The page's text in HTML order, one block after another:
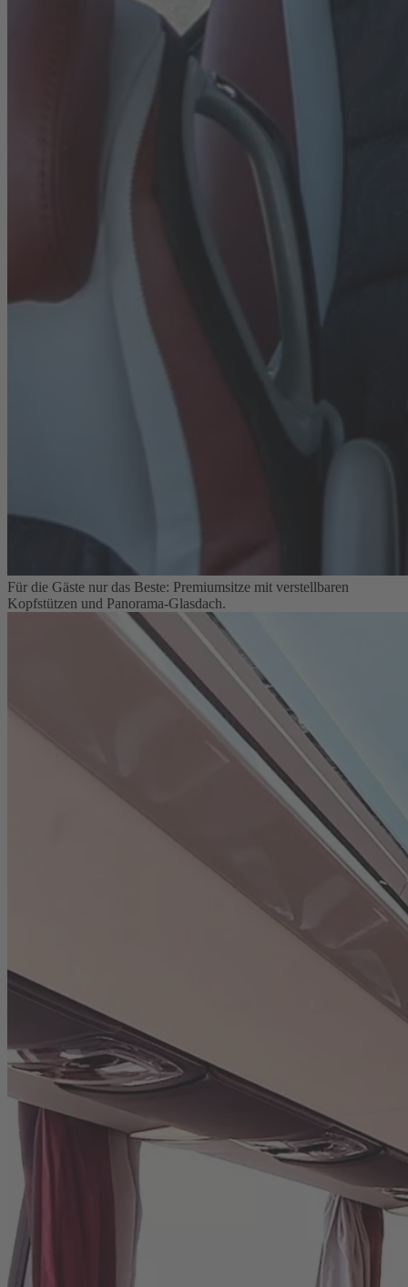
Für die Gäste nur das Beste: Premiumsitze mit verstellbaren
Kopfstützen und Panorama-Glasdach.